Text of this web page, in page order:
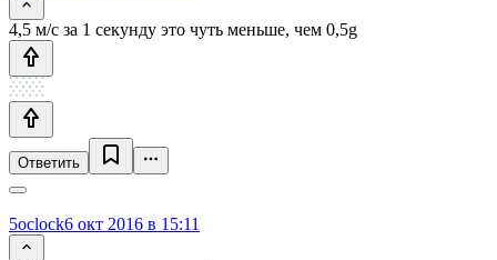
4,5 м/с за 1 секунду это чуть меньше, чем 0,5g
Ответить
5oclock6 окт 2016 в 15:11